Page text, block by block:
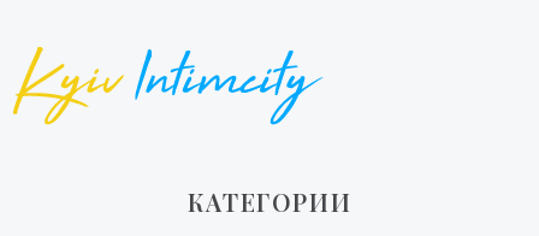
КАТЕГОРИИ